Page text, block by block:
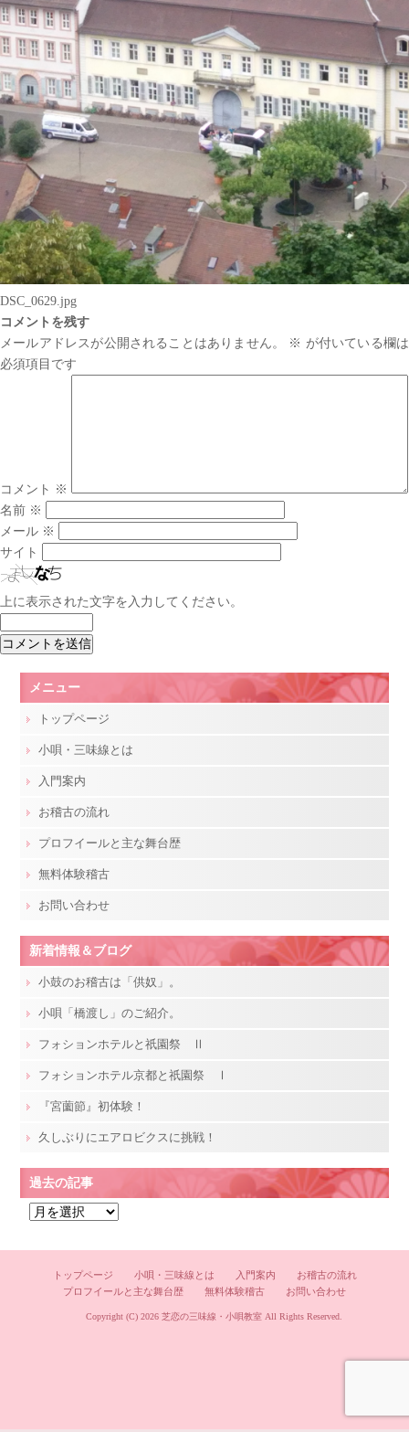
DSC_0629.jpg
コメントを残す
メールアドレスが公開されることはありません。
※ が付いている欄は
必須項目です
コメント ※
名前 ※
メール ※
サイト
上に表示された文字を入力してください。
メニュー
トップページ
小唄・三味線とは
入門案内
お稽古の流れ
プロフイールと主な舞台歴
無料体験稽古
お問い合わせ
新着情報＆ブログ
小鼓のお稽古は「供奴」。
小唄「橋渡し」のご紹介。
フォションホテルと祇園祭 Ⅱ
フォションホテル京都と祇園祭 Ⅰ
『宮薗節』初体験！
久しぶりにエアロビクスに挑戦！
過去の記事
の
トップページ 小唄・三味線とは 入門案内
お稽古の流れ
プロフイールと主な舞台歴
無料体験稽古 お問い合わせ
Copyright (C) 2026 芝恋の三味線・小唄教室All Rights Reserved.